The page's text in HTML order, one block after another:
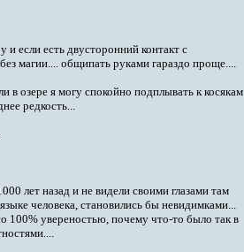
и если есть двусторонний контакт с
магии.... общипать руками гараздо проще....
в озере я могу спокойно подплывать к косякам
редкость...
лет назад и не видели своими глазами там
человека, становились бы невидимками...
100% увереностью, почему что-то было так в